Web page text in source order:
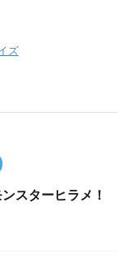
ズ
スターヒラメ！